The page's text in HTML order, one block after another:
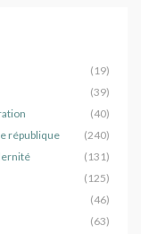
(19)
(39)
(40)
république
(240)
(131)
(125)
(46)
(63)